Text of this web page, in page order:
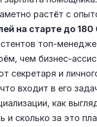
растёт с
на старте до 180
топ-
чем бизнес-
секретаря и
входит в его
как
и сколько за это